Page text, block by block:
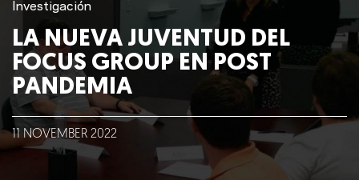
Investigación
LA NUEVA JUVENTUD DEL
FOCUS GROUP EN POST
PANDEMIA
11 NOVEMBER 2022